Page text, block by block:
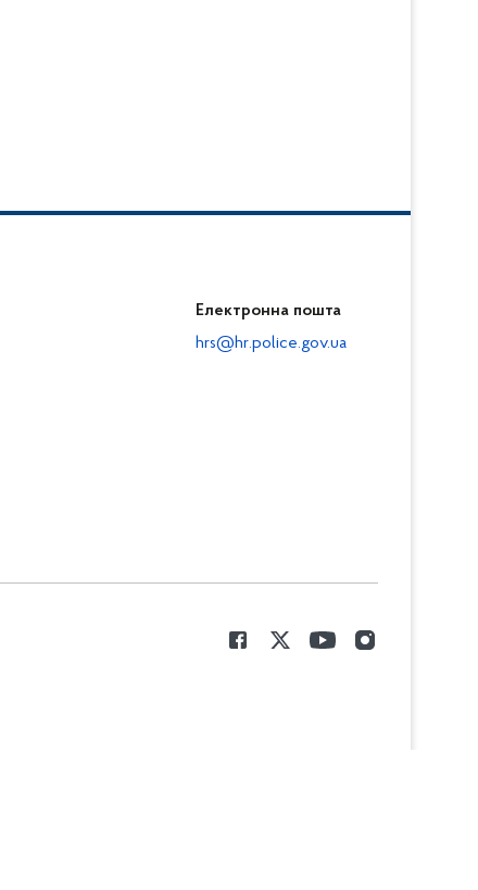
Електронна пошта
hrs@hr.police.gov.ua